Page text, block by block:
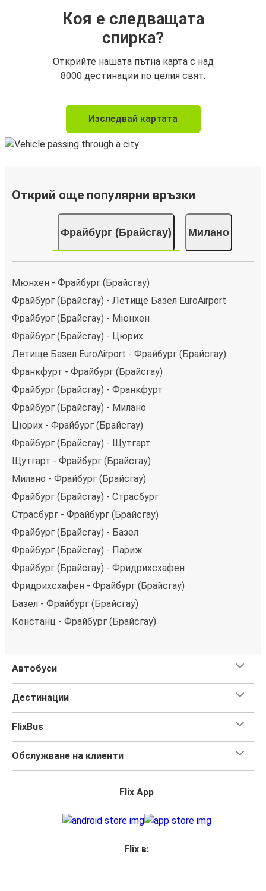
Коя е следващата
спирка?
Открийте нашата пътна карта с над
8000 дестинации по целия свят.
Изследвай картата
Открий още популярни връзки
Фрайбург (Брайсгау) Милано
Мюнхен - Фрайбург (Брайсгау)
Фрайбург (Брайсгау) - Летище Базел EuroAirport
Фрайбург (Брайсгау) - Мюнхен
Фрайбург (Брайсгау) - Цюрих
Летище Базел EuroAirport - Фрайбург (Брайсгау)
Франкфурт - Фрайбург (Брайсгау)
Фрайбург (Брайсгау) - Франкфурт
Фрайбург (Брайсгау) - Милано
Цюрих - Фрайбург (Брайсгау)
Фрайбург (Брайсгау) - Щутгарт
Щутгарт - Фрайбург (Брайсгау)
Милано - Фрайбург (Брайсгау)
Фрайбург (Брайсгау) - Страсбург
Страсбург - Фрайбург (Брайсгау)
Фрайбург (Брайсгау) - Базел
Фрайбург (Брайсгау) - Париж
Фрайбург (Брайсгау) - Фридрихсхафен
Фридрихсхафен - Фрайбург (Брайсгау)
Базел - Фрайбург (Брайсгау)
Констанц - Фрайбург (Брайсгау)
Автобуси
Дестинации
FlixBus
Обслужване на клиенти
Flix App
Flix в: